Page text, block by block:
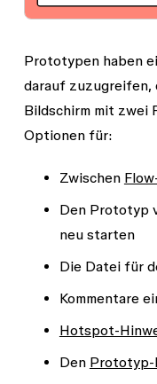
Prototypen haben
darauf zuzugreifen,
Bildschirm mit zwei
Optionen für:
Zwischen
Den Prototyp
neu starten
Die Datei für
Kommentare
Hotspot-
Den Prototyp-